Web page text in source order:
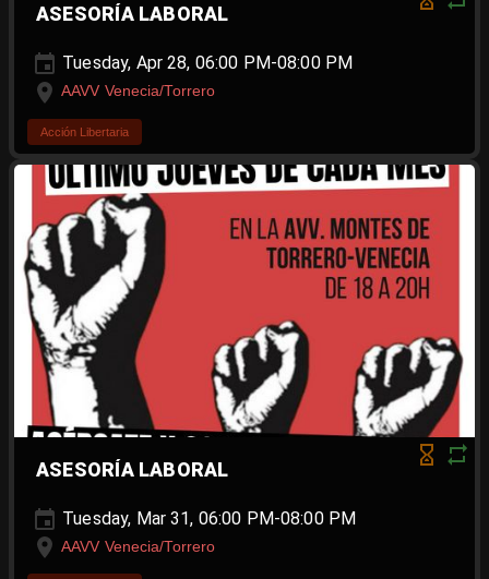
ASESORÍA LABORAL
Tuesday, Apr 28, 06:00 PM-08:00 PM
AAVV Venecia/Torrero
Acción Libertaria
ASESORÍA LABORAL
Tuesday, Mar 31, 06:00 PM-08:00 PM
AAVV Venecia/Torrero